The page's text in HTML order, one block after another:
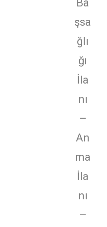
Ba
şsa
ğlı
ğı
İla
nı
–
An
ma
İla
nı
–